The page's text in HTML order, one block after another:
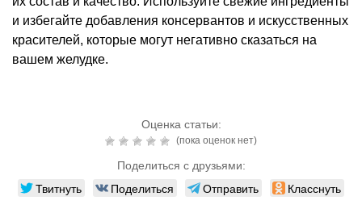
и избегайте добавления консервантов и искусственных
красителей, которые могут негативно сказаться на
вашем желудке.
Оценка статьи:
(пока оценок нет)
Поделиться с друзьями:
Твитнуть Поделиться Отправить Класснуть